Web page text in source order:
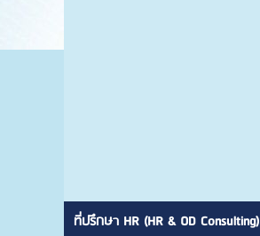
ที่ปรึกษา HR (HR & OD Consulting)